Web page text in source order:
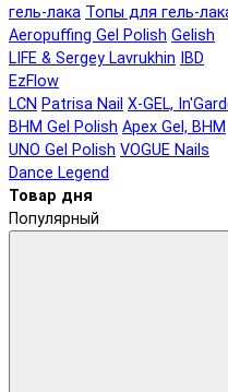
гель-лака Топы для гель-
Aeropuffing Gel Polish Gelish
LIFE & Sergey Lavrukhin
IBD
EzFlow
LCN Patrisa Nail X-GEL,
BHM Gel Polish Apex Gel, BHM
UNO Gel Polish VOGUE Nails
Dance Legend
Товар дня
Популярный